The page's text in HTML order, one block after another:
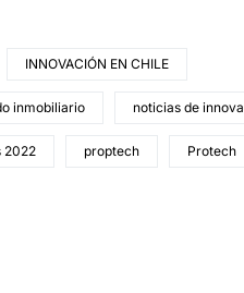
INNOVACIÓN EN CHILE
inmobiliario noticias de
2022 proptech Protech